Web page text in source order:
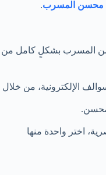
محسن المسرب.
المسرب بشكلٍ كامل من
الإلكترونية، من خلال
محسن.
اختر واحدة منها